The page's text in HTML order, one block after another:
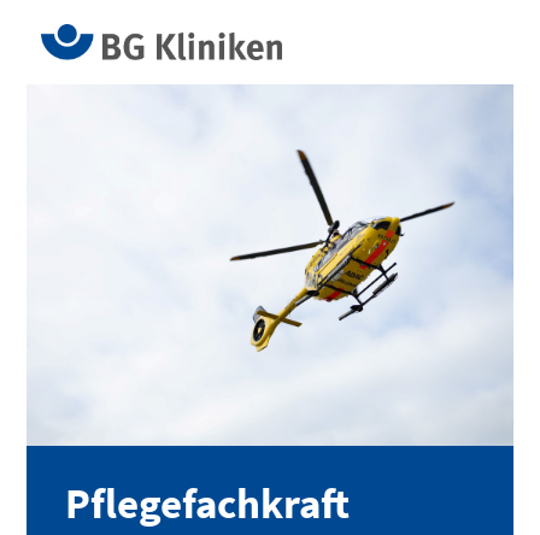
Pflegefachkraft